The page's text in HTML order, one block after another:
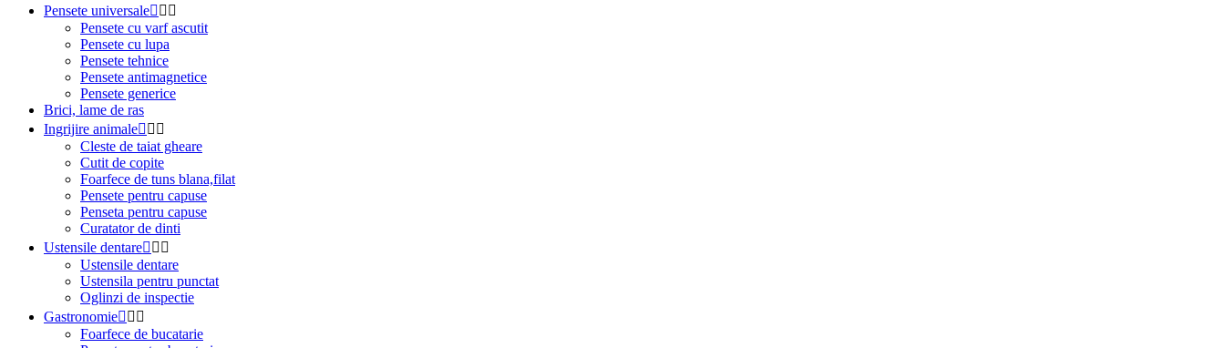
Pensete universale  
Pensete cu varf ascutit
Pensete cu lupa
Pensete tehnice
Pensete antimagnetice
Pensete generice
Brici, lame de ras
Ingrijire animale  
Cleste de taiat gheare
Cutit de copite
Foarfece de tuns blana,filat
Pensete pentru capuse
Penseta pentru capuse
Curatator de dinti
Ustensile dentare  
Ustensile dentare
Ustensila pentru punctat
Oglinzi de inspectie
Gastronomie  
Foarfece de bucatarie